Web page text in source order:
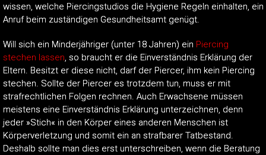
wissen, welche Piercingstudios die Hygiene Regeln einhalten, ein
Anruf beim zuständigen Gesundheitsamt genügt.
Will sich ein Minderjähriger (unter 18 Jahren) ein Piercing
stechen lassen, so braucht er die Einverständnis Erklärung der
Eltern. Besitzt er diese nicht, darf der Piercer, ihm kein Piercing
stechen. Sollte der Piercer es trotzdem tun, muss er mit
strafrechtlichen Folgen rechnen. Auch Erwachsene müssen
meistens eine Einverständnis Erklärung unterzeichnen, denn
jeder »Stich« in den Körper eines anderen Menschen ist
Körperverletzung und somit ein an strafbarer Tatbestand.
Deshalb sollte man dies erst unterschreiben, wenn die Beratung